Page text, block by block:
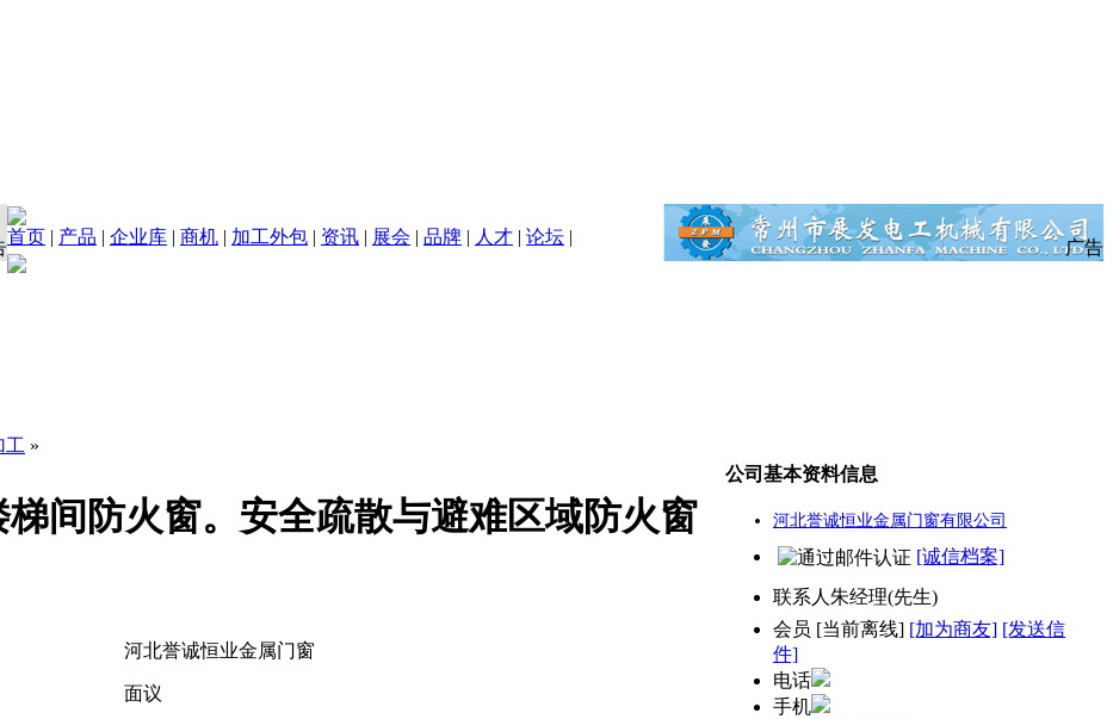
广告
首页 | 产品 | 企业库 | 商机 | 加工外包 | 资讯 | 展会 | 品牌 | 人才 | 论坛 |
工 »
梯间防火窗。安全疏散与避难区域‌防火窗
河北誉诚恒业金属门窗
面议
公司基本资料信息
河北誉诚恒业金属门窗有限公司
[诚信档案]
联系人 朱经理(先生)
会员 [当前离线] [加为商友] [发送信
件]
电话
手机